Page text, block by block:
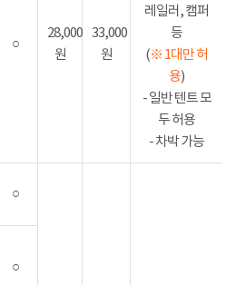
○
28,000
원
33,000
원
레일러, 캠퍼
등
(※ 1대만 허
용)
- 일반 텐트 모
두 허용
- 차박 가능
○
○